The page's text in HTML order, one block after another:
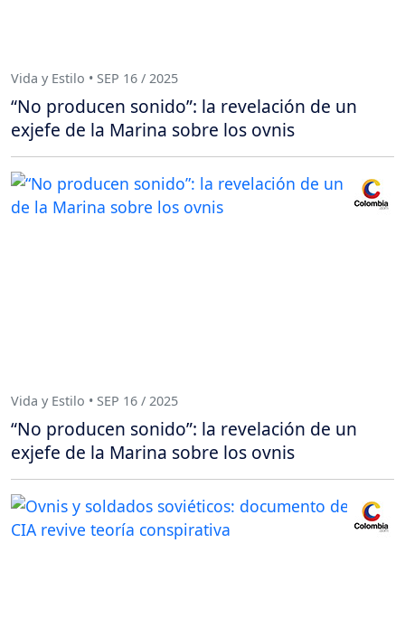
Vida y Estilo • SEP 16 / 2025
“No producen sonido”: la revelación de un
exjefe de la Marina sobre los ovnis
Vida y Estilo • SEP 16 / 2025
“No producen sonido”: la revelación de un
exjefe de la Marina sobre los ovnis